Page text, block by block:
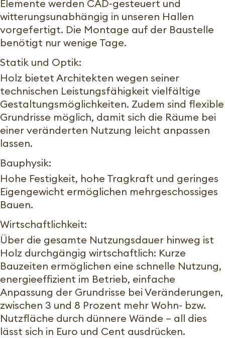
Elemente werden CAD-gesteuert und
witterungsunabhängig in unseren Hallen
vorgefertigt. Die Montage auf der Baustelle
benötigt nur wenige Tage.
Statik und Optik:
Holz bietet Architekten wegen seiner
technischen Leistungsfähigkeit vielfältige
Gestaltungsmöglichkeiten. Zudem sind flexible
Grundrisse möglich, damit sich die Räume bei
einer veränderten Nutzung leicht anpassen
lassen.
Bauphysik:
Hohe Festigkeit, hohe Tragkraft und geringes
Eigengewicht ermöglichen mehrgeschossiges
Bauen.
Wirtschaftlichkeit:
Über die gesamte Nutzungsdauer hinweg ist
Holz durchgängig wirtschaftlich: Kurze
Bauzeiten ermöglichen eine schnelle Nutzung,
energieeffizient im Betrieb, einfache
Anpassung der Grundrisse bei Veränderungen,
zwischen 3 und 8 Prozent mehr Wohn- bzw.
Nutzfläche durch dünnere Wände – all dies
lässt sich in Euro und Cent ausdrücken.